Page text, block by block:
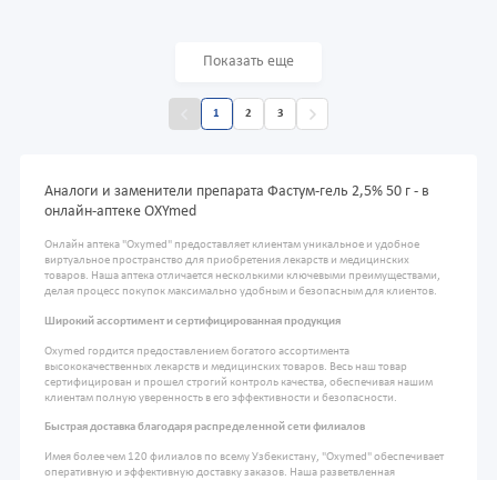
Показать еще
1 2 3
Аналоги и заменители препарата Фастум-гель 2,5% 50 г - в
онлайн-аптеке OXYmed
Онлайн аптека "Oxymed" предоставляет клиентам уникальное и удобное
виртуальное пространство для приобретения лекарств и медицинских
товаров. Наша аптека отличается несколькими ключевыми преимуществами,
делая процесс покупок максимально удобным и безопасным для клиентов.
Широкий ассортимент и сертифицированная продукция
Oxymed гордится предоставлением богатого ассортимента
высококачественных лекарств и медицинских товаров. Весь наш товар
сертифицирован и прошел строгий контроль качества, обеспечивая нашим
клиентам полную уверенность в его эффективности и безопасности.
Быстрая доставка благодаря распределенной сети филиалов
Имея более чем 120 филиалов по всему Узбекистану, "Oxymed" обеспечивает
оперативную и эффективную доставку заказов. Наша разветвленная